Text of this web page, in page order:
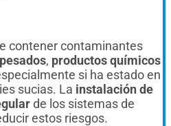
contener contaminantes
, productos químicos
si ha estado en
sucias. La instalación de
de los sistemas de
estos riesgos.